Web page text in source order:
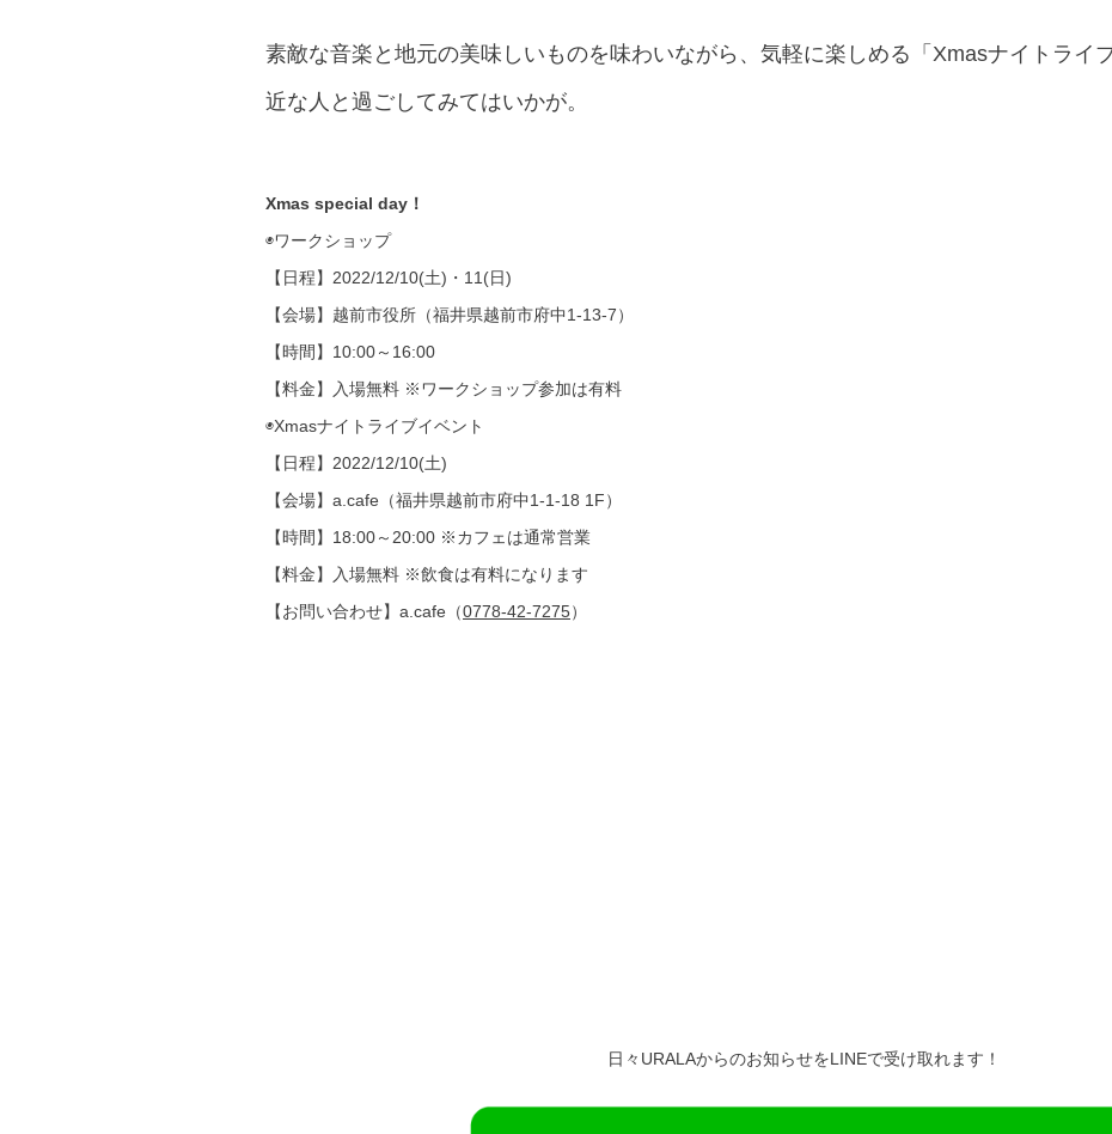
素敵な音楽と地元の美味しいものを味わいながら、気軽に楽しめる「Xmasナイトライ
近な人と過ごしてみてはいかが。
Xmas special day！
◉ワークショップ
【日程】2022/12/10(土)・11(日)
【会場】越前市役所（福井県越前市府中1-13-7）
【時間】10:00～16:00
【料金】入場無料 ※ワークショップ参加は有料
◉Xmasナイトライブイベント
【日程】2022/12/10(土)
【会場】a.cafe（福井県越前市府中1-1-18 1F）
【時間】18:00～20:00 ※カフェは通常営業
【料金】入場無料 ※飲食は有料になります
【お問い合わせ】a.cafe（0778-42-7275）
日々URALAからのお知らせをLINEで受け取れます！